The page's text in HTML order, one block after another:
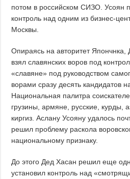
потом в российском СИЗО. Усоян
контроль над одним из бизнес-
Москвы.
Опираясь на авторитет
взял славянских воров под
«славяне» под руководством
ворами сразу десять кандидатов
Национальная палитра
грузины, армяне, русские, курды,
киргиз. Аслану Усояну удалось
решил проблему раскола
национальному признаку.
До этого Дед Хасан решил еще
установил контроль над